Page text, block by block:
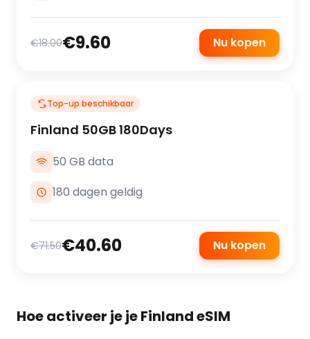
€18.00€9.60 Nu kopen
Top-up beschikbaar
Finland 50GB 180Days
50 GB data
180 dagen geldig
€71.50€40.60 Nu kopen
Hoe activeer je je Finland eSIM